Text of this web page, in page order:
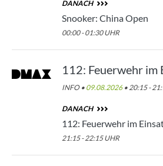
DANACH
Snooker: China Open
00:00 - 01:30 UHR
112: Feuerwehr im
INFO • 09.08.2026• 20:15 -
DANACH
112: Feuerwehr im
21:15 - 22:15 UHR